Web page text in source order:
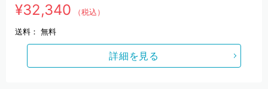
¥32,340 （税込）
送料： 無料
詳細を見る